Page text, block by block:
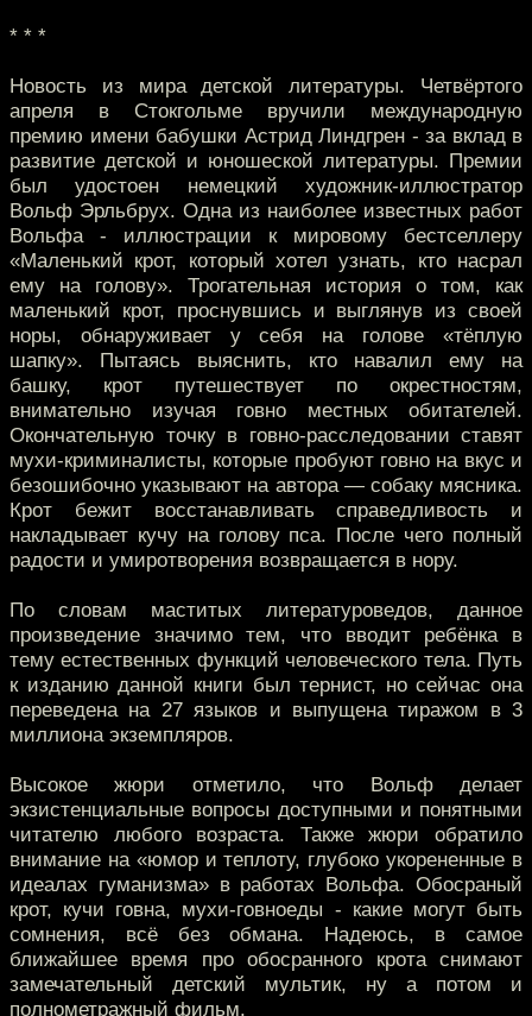
* * *
Новость из мира детской литературы. Четвёртого
апреля в Стокгольме вручили международную
премию имени бабушки Астрид Линдгрен - за вклад в
развитие детской и юношеской литературы. Премии
был удостоен немецкий художник-иллюстратор
Вольф Эрльбрух. Одна из наиболее известных работ
Вольфа - иллюстрации к мировому бестселлеру
«Маленький крот, который хотел узнать, кто насрал
ему на голову». Трогательная история о том, как
маленький крот, проснувшись и выглянув из своей
норы, обнаруживает у себя на голове «тёплую
шапку». Пытаясь выяснить, кто навалил ему на
башку, крот путешествует по окрестностям,
внимательно изучая говно местных обитателей.
Окончательную точку в говно-расследовании ставят
мухи-криминалисты, которые пробуют говно на вкус и
безошибочно указывают на автора — собаку мясника.
Крот бежит восстанавливать справедливость и
накладывает кучу на голову пса. После чего полный
радости и умиротворения возвращается в нору.
По словам маститых литературоведов, данное
произведение значимо тем, что вводит ребёнка в
тему естественных функций человеческого тела. Путь
к изданию данной книги был тернист, но сейчас она
переведена на 27 языков и выпущена тиражом в 3
миллиона экземпляров.
Высокое жюри отметило, что Вольф делает
экзистенциальные вопросы доступными и понятными
читателю любого возраста. Также жюри обратило
внимание на «юмор и теплоту, глубоко укорененные в
идеалах гуманизма» в работах Вольфа. Обосраный
крот, кучи говна, мухи-говноеды - какие могут быть
сомнения, всё без обмана. Надеюсь, в самое
ближайшее время про обосранного крота снимают
замечательный детский мультик, ну а потом и
полнометражный фильм.